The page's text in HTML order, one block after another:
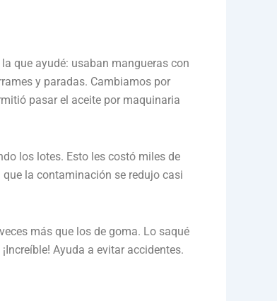
que ayudé: usaban mangueras con
y paradas. Cambiamos por
pasar el aceite por maquinaria
los lotes. Esto les costó miles de
la contaminación se redujo casi
más que los de goma. Lo saqué
Ayuda a evitar accidentes.